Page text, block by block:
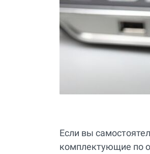
Если вы
комплектующие по